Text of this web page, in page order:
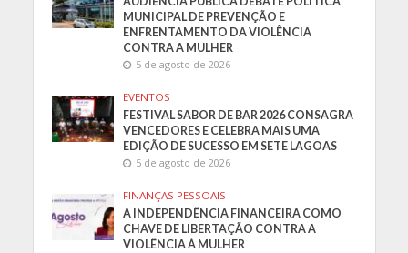
MUNICIPAL DE PREVENÇÃO E
ENFRENTAMENTO DA VIOLÊNCIA
CONTRA A MULHER
5 de agosto de 2026
EVENTOS
FESTIVAL SABOR DE BAR 2026 CONSAGRA
VENCEDORES E CELEBRA MAIS UMA
EDIÇÃO DE SUCESSO EM SETE LAGOAS
5 de agosto de 2026
FINANÇAS PESSOAIS
A INDEPENDÊNCIA FINANCEIRA COMO
CHAVE DE LIBERTAÇÃO CONTRA A
VIOLÊNCIA À MULHER